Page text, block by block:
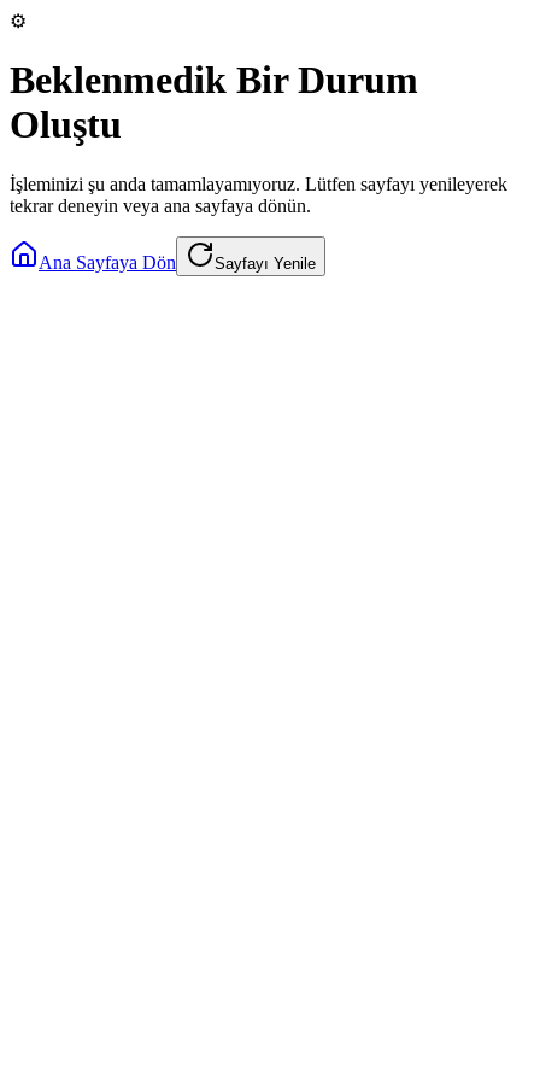
⚙️
Beklenmedik Bir Durum
Oluştu
İşleminizi şu anda tamamlayamıyoruz. Lütfen sayfayı yenileyerek
tekrar deneyin veya ana sayfaya dönün.
Ana Sayfaya Dön Sayfayı Yenile